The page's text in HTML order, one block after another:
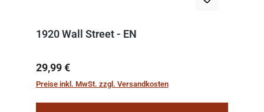
1920 Wall Street - EN
Regulärer Preis:
29,99 €
Preise inkl. MwSt. zzgl. Versandkosten